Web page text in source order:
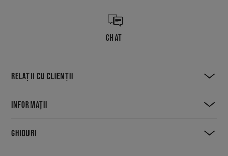
CHAT
RELAȚII CU CLIENȚII
INFORMAȚII
GHIDURI